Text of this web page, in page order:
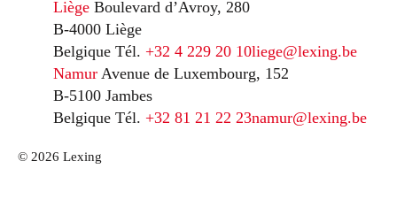
Liège Boulevard d’Avroy, 280
B-4000 Liège
Belgique Tél. +32 4 229 20 10liege@lexing.be
Namur Avenue de Luxembourg, 152
B-5100 Jambes
Belgique Tél. +32 81 21 22 23namur@lexing.be
© 2026 Lexing